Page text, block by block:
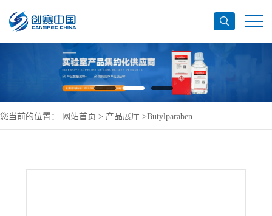
您当前的位置： 网站首页 > 产品展厅 >Butylparaben